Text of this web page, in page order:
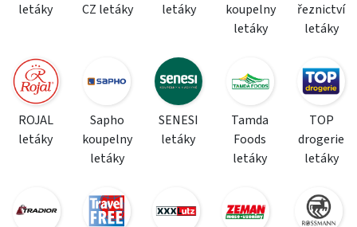
letáky
CZ letáky
letáky
koupelny
letáky
řeznictví
letáky
ROJAL
letáky
Sapho
koupelny
letáky
SENESI
letáky
Tamda
Foods
letáky
TOP
drogerie
letáky